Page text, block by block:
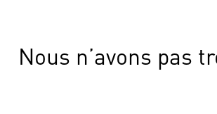
Nous n’avons pas